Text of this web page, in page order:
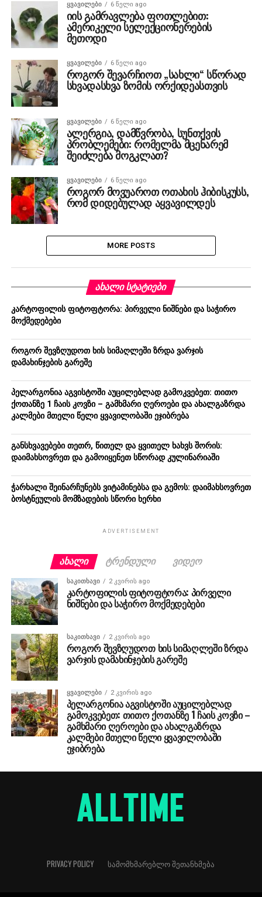
ᲧᲕᲐᲕᲘᲚᲔᲑᲘ 6 წელი ago
იის გამრავლება ფოთლებით:
ამერიკელი სელექციონერების
მეთოდი
ᲧᲕᲐᲕᲘᲚᲔᲑᲘ 6 წელი ago
როგორ შევარჩიოთ „სახლი“ სწორად
სხვადასხვა ზომის ორქიდეასთვის
ᲧᲕᲐᲕᲘᲚᲔᲑᲘ 6 წელი ago
ალერგია, დამწვრობა, სუნთქვის
პრობლემები: რომელმა მცენარემ
შეიძლება მოგკლათ?
ᲧᲕᲐᲕᲘᲚᲔᲑᲘ 6 წელი ago
როგორ მოვუაროთ ოთახის ჰიბისკუსს,
რომ დიდებულად აყვავილდეს
MORE POSTS
ᲐᲮᲐᲚᲘ ᲡᲢᲐᲢᲘᲔᲑᲘ
კარტოფილის ფიტოფტორა: პირველი ნიშნები და საჭირო
მოქმედებები
როგორ შევზღუდოთ ხის სიმაღლეში ზრდა ვარჯის
დამახინჯების გარეშე
პელარგონია აგვისტოში აუცილებლად გამოკვებეთ: თითო
ქოთანზე 1 ჩაის კოვზი – გამხმარი ღეროები და ახალგაზრდა
კალმები მთელი წელი ყვავილობაში ეჯიბრება
განსხვავებები თეთრ, წითელ და ყვითელ ხახვს შორის:
დაიმახსოვრეთ და გამოიყენეთ სწორად კულინარიაში
ჭარხალი შეინარჩუნებს ვიტამინებსა და გემოს: დაიმახსოვრეთ
ბოსტნეულის მომზადების სწორი ხერხი
ADVERTISEMENT
ᲐᲮᲐᲚᲘ ᲢᲠᲔᲜᲓᲣᲚᲘ ᲕᲘᲓᲔᲝ
ᲡᲐᲙᲘᲗᲮᲐᲕᲘ 2 კვირის ago
კარტოფილის ფიტოფტორა: პირველი
ნიშნები და საჭირო მოქმედებები
ᲡᲐᲙᲘᲗᲮᲐᲕᲘ 2 კვირის ago
როგორ შევზღუდოთ ხის სიმაღლეში ზრდა
ვარჯის დამახინჯების გარეშე
ᲧᲕᲐᲕᲘᲚᲔᲑᲘ 2 კვირის ago
პელარგონია აგვისტოში აუცილებლად
გამოკვებეთ: თითო ქოთანზე 1 ჩაის კოვზი –
გამხმარი ღეროები და ახალგაზრდა
კალმები მთელი წელი ყვავილობაში
ეჯიბრება
PRIVACY POLICY ᲡᲐᲛᲝᲛᲮᲛᲐᲠᲔᲑᲚᲝ ᲨᲔᲗᲐᲜᲮᲛᲔᲑᲐ